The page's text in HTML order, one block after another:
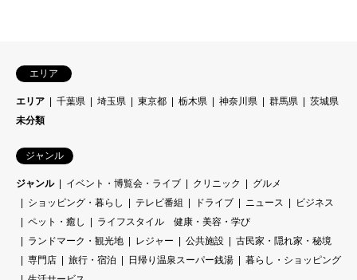
エリア
エリア 千葉県 埼玉県 東京都 栃木県 神奈川県 群馬県
茨城県
未分類
ジャンル
ジャンル イベント・博覧会・ライブ クリニック
グルメ
ショッピング・暮らし
テレビ番組 ドライブ ニュース
ビジネス
ペット・癒し
ライフスタイル 健康・美容・学び
ランドマーク・観光地
レジャー 公共施設
古民家・隠れ家・秘境
専門店
旅行・宿泊 日帰り温泉スーパー銭湯
暮らし・ショッピング